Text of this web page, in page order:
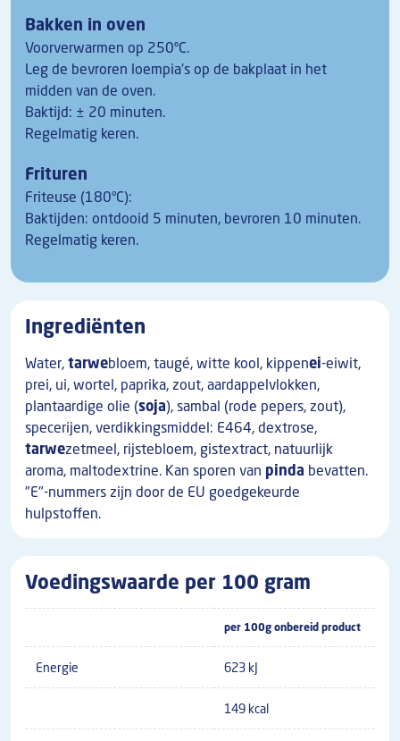
Bakken in oven
Voorverwarmen op 250ºC.
Leg de bevroren loempia's op de bakplaat in het
midden van de oven.
Baktijd: ± 20 minuten.
Regelmatig keren.
Frituren
Friteuse (180°C):
Baktijden: ontdooid 5 minuten, bevroren 10 minuten.
Regelmatig keren.
Ingrediënten
Water,tarwebloem, taugé, witte kool, kippenei-eiwit,
prei, ui, wortel, paprika, zout, aardappelvlokken,
plantaardige olie (soja), sambal (rode pepers, zout),
specerijen, verdikkingsmiddel: E464, dextrose,
tarwezetmeel, rijstebloem, gistextract, natuurlijk
aroma, maltodextrine. Kan sporen van pinda bevatten.
"E"-nummers zijn door de EU goedgekeurde
hulpstoffen.
Voedingswaarde per 100 gram
per 100g onbereid product
Energie 623 kJ
149 kcal